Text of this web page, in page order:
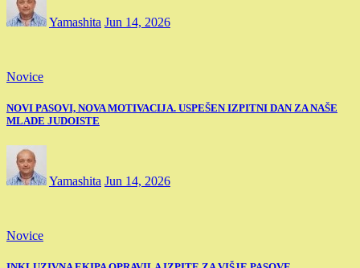
Yamashita Jun 14, 2026
Novice
NOVI PASOVI, NOVA MOTIVACIJA. USPEŠEN IZPITNI DAN ZA NAŠE
MLADE JUDOISTE
Yamashita Jun 14, 2026
Novice